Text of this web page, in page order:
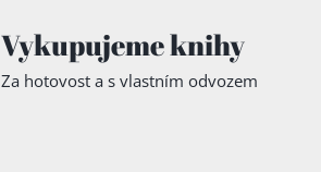
Vykupujeme knihy
Za hotovost a s vlastním odvozem